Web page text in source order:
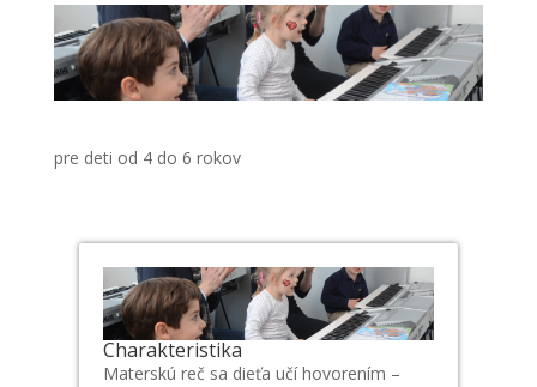
pre deti od 4 do 6 rokov
Charakteristika
Materskú reč sa dieťa učí hovorením –